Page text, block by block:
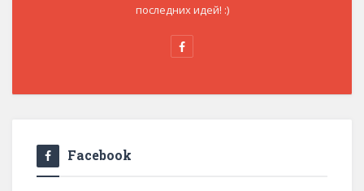
последних идей! :)
Facebook